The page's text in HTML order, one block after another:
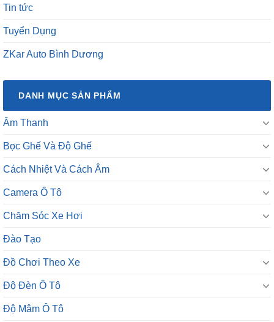
Tin tức
Tuyển Dụng
ZKar Auto Bình Dương
DANH MỤC SẢN PHẨM
Âm Thanh
Bọc Ghế Và Độ Ghế
Cách Nhiệt Và Cách Âm
Camera Ô Tô
Chăm Sóc Xe Hơi
Đào Tạo
Đồ Chơi Theo Xe
Độ Đèn Ô Tô
Độ Mâm Ô Tô